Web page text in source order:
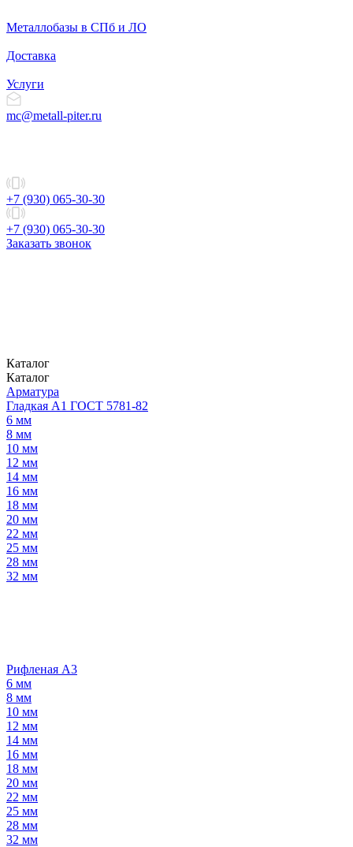
Металлобазы в СПб и ЛО
Доставка
Услуги
mc@metall-piter.ru
+7 (930) 065-30-30
+7 (930) 065-30-30
Заказать звонок
Каталог
Каталог
Арматура
Гладкая А1 ГОСТ 5781-82
6 мм
8 мм
10 мм
12 мм
14 мм
16 мм
18 мм
20 мм
22 мм
25 мм
28 мм
32 мм
Рифленая А3
6 мм
8 мм
10 мм
12 мм
14 мм
16 мм
18 мм
20 мм
22 мм
25 мм
28 мм
32 мм